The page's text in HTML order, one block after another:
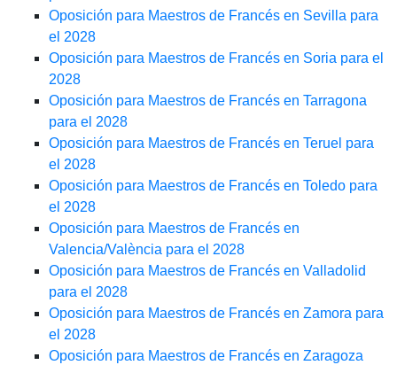
Oposición para Maestros de Francés en Sevilla para
el 2028
Oposición para Maestros de Francés en Soria para el
2028
Oposición para Maestros de Francés en Tarragona
para el 2028
Oposición para Maestros de Francés en Teruel para
el 2028
Oposición para Maestros de Francés en Toledo para
el 2028
Oposición para Maestros de Francés en
Valencia/València para el 2028
Oposición para Maestros de Francés en Valladolid
para el 2028
Oposición para Maestros de Francés en Zamora para
el 2028
Oposición para Maestros de Francés en Zaragoza